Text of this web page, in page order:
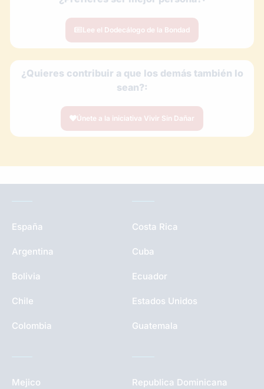
Lee el Dodecálogo de la Bondad
¿Quieres contribuir a que los demás también lo
sean?:
Únete a la iniciativa Vivir Sin Dañar
España
Argentina
Bolivia
Chile
Colombia
Costa Rica
Cuba
Ecuador
Estados Unidos
Guatemala
Mejico Republica Dominicana